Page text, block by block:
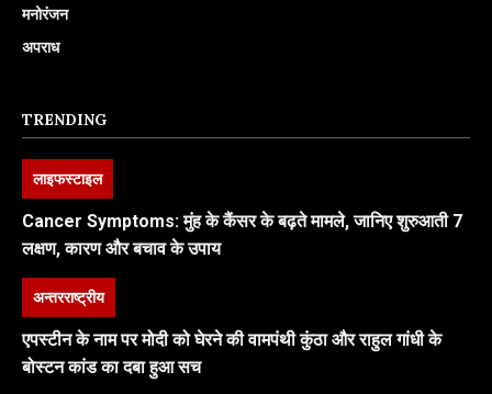
मनोरंजन
अपराध
TRENDING
लाइफस्टाइल
Cancer Symptoms: मुंह के कैंसर के बढ़ते मामले, जानिए शुरुआती 7
लक्षण, कारण और बचाव के उपाय
अन्तरराष्ट्रीय
एपस्टीन के नाम पर मोदी को घेरने की वामपंथी कुंठा और राहुल गांधी के
बोस्टन कांड का दबा हुआ सच